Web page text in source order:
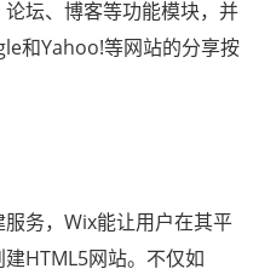
坛、博客等功能模块，并
和Yahoo!等网站的分享按
务，Wix能让用户在其平
HTML5网站。不仅如